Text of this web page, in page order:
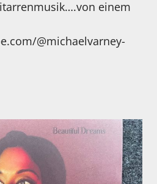
einem
@michaelvarney-